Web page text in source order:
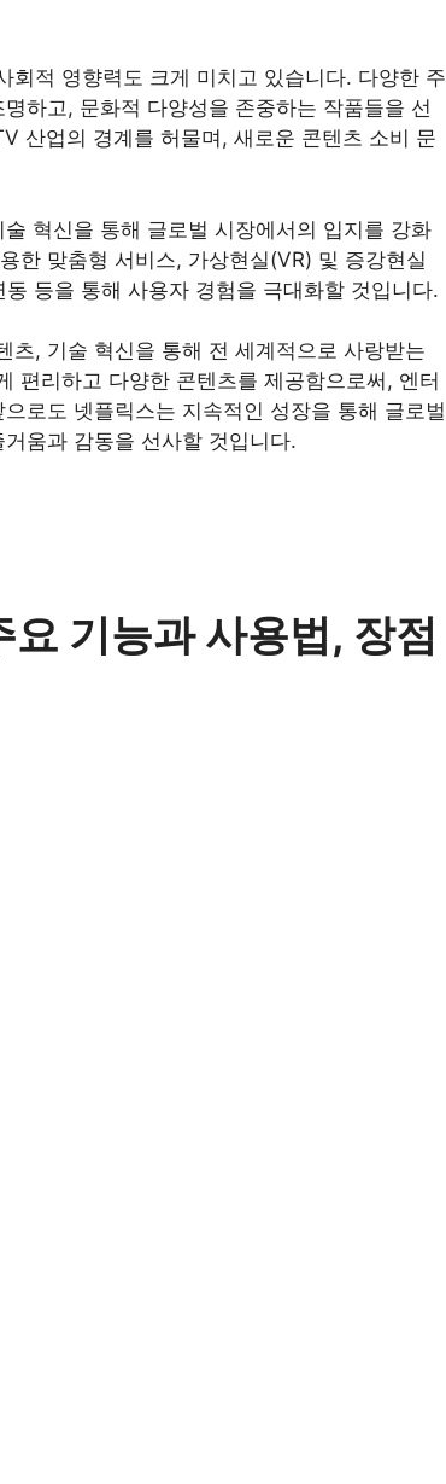
회적 영향력도 크게 미치고 있습니다. 다양한 주
하고, 문화적 다양성을 존중하는 작품들을 선
산업의 경계를 허물며, 새로운 콘텐츠 소비 문
혁신을 통해 글로벌 시장에서의 입지를 강화
한 맞춤형 서비스, 가상현실(VR) 및 증강현실
등을 통해 사용자 경험을 극대화할 것입니다.
츠, 기술 혁신을 통해 전 세계적으로 사랑받는
편리하고 다양한 콘텐츠를 제공함으로써, 엔터
로도 넷플릭스는 지속적인 성장을 통해 글로벌
움과 감동을 선사할 것입니다.
기능과 사용법, 장점